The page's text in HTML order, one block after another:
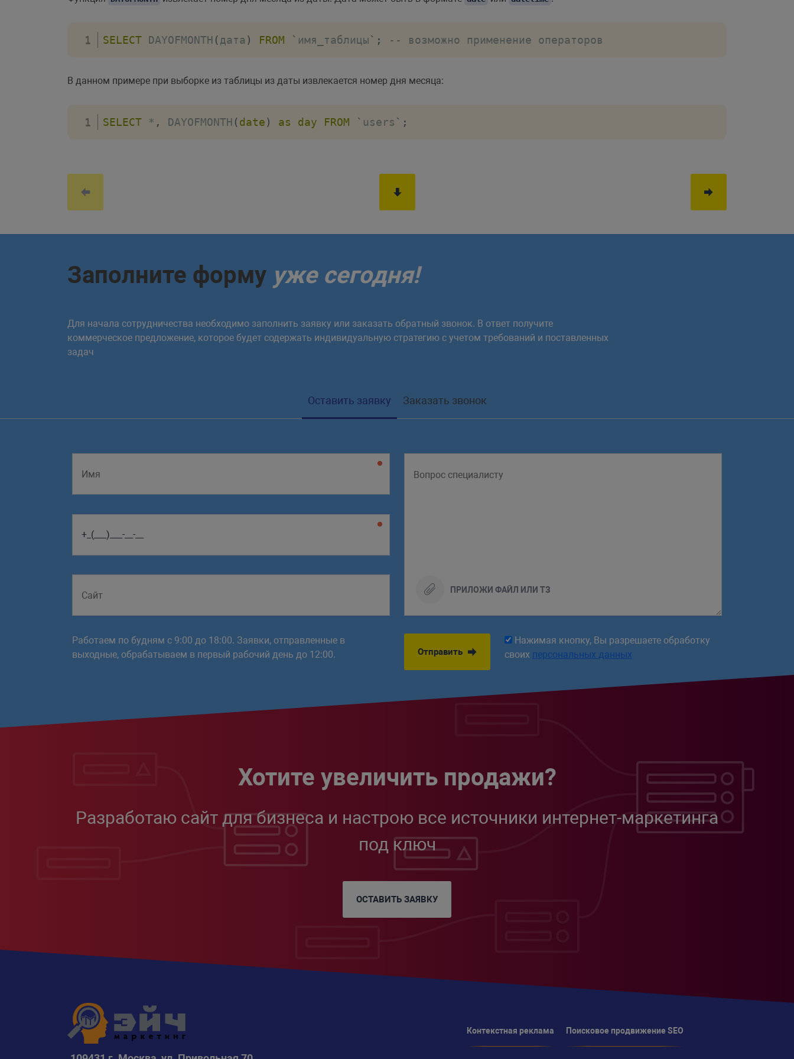
SELECT DAYOFMONTH (дата ) FROM ` имя_таблицы` ; -- возможно применение операторов
В данном примере при выборке из таблицы из даты извлекается номер дня месяца:
SELECT * , DAYOFMONTH (date) as day FROM ` users ` ;
Заполните форму уже сегодня!
Для начала сотрудничества необходимо заполнить заявку или заказать обратный звонок. В ответ получите
коммерческое предложение, которое будет содержать индивидуальную стратегию с учетом требований и поставленных
задач
Оставить заявку Заказать звонок
ПРИЛОЖИ ФАЙЛ ИЛИ ТЗ
Работаем по будням с 9:00 до 18:00. Заявки, отправленные в
выходные, обрабатываем в первый рабочий день до 12:00.
Отправить
Нажимая кнопку, Вы разрешаете обработку
своих персональных данных
Хотите увеличить продажи?
Разработаю сайт для бизнеса и настрою все источники интернет-маркетинга
под ключ
ОСТАВИТЬ ЗАЯВКУ
Контекстная реклама Поисковое продвижение SEO